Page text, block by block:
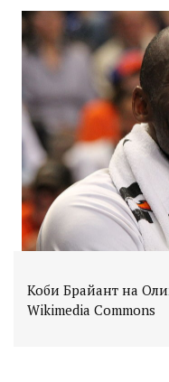
Коби Брайант на
Wikimedia Commons